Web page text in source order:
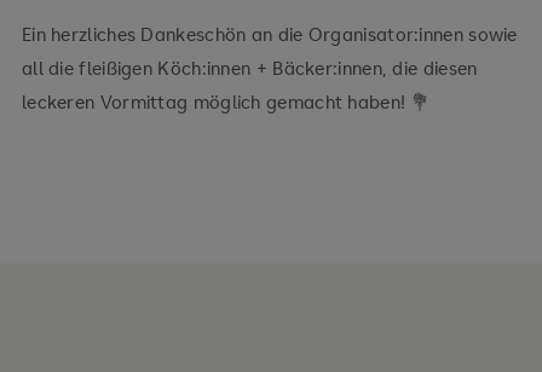
Ein herzliches Dankeschön an die Organisator:innen sowie
all die fleißigen Köch:innen + Bäcker:innen, die diesen
leckeren Vormittag möglich gemacht haben! 💐